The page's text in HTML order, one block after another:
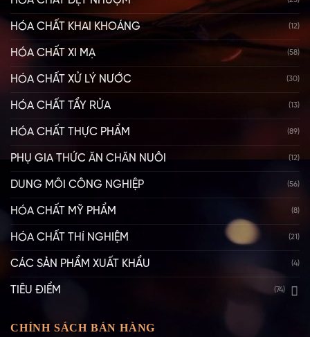
HÓA CHẤT KHAI KHOÁNG (12)
HÓA CHẤT XI MẠ (58)
HÓA CHẤT XỬ LÝ NƯỚC (30)
HÓA CHẤT TẨY RỬA (13)
HÓA CHẤT THỰC PHẨM (89)
PHỤ GIA THỨC ĂN CHĂN NUÔI (12)
DUNG MÔI CÔNG NGHIỆP (56)
HÓA CHẤT MỸ PHẨM (8)
HÓA CHẤT THÍ NGHIỆM (21)
CÁC SẢN PHẨM XUẤT KHẨU (4)
TIÊU ĐIỂM (74)
CHÍNH SÁCH BÁN HÀNG